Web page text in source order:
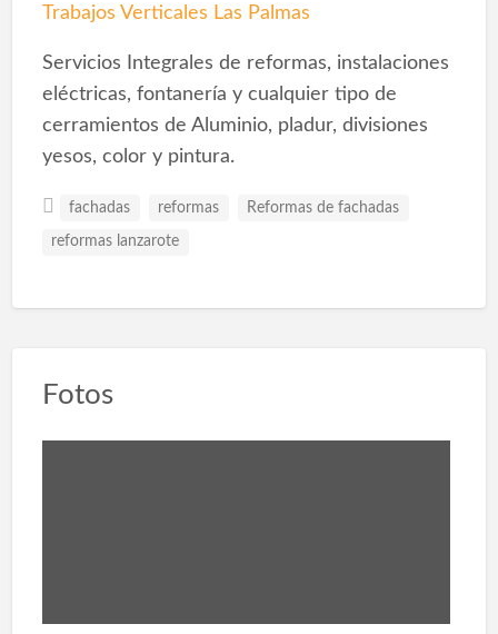
Trabajos Verticales Las Palmas
Servicios Integrales de reformas, instalaciones
eléctricas, fontanería y cualquier tipo de
cerramientos de Aluminio, pladur, divisiones
yesos, color y pintura.
fachadas reformas Reformas de fachadas
reformas lanzarote
Fotos